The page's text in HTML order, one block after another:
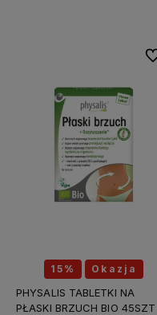
15% Okazja
PHYSALIS TABLETKI NA
PŁASKI BRZUCH BIO 45SZT